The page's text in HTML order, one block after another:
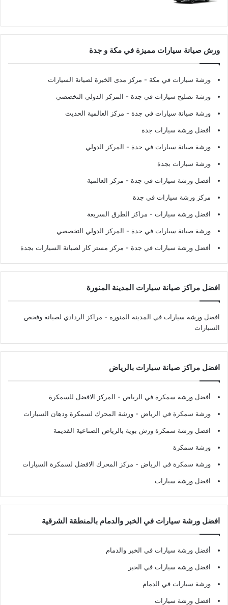
ورش صيانة سيارات مميزة في مكة و جدة
ورشة سيارات في مكة - مركز مدى الخبرة لصيانة السيارات
ورشة تصليح سيارات في جدة - المركز الدولي التخصصي
ورشة صيانة سيارات في جدة - مركز العالمية الحديث
أفضل ورشة سيارات جدة
ورشة صيانة سيارات في جدة - المركز الدولي
ورشة سيارات بجدة
أفضل ورشة سيارات في جدة - مركز العالمية
مركز ورشة سيارات في جدة
افضل ورشة سيارات - مراكز الطرق السريعة
ورشة صيانة سيارات في جدة - المركز الدولي التخصصي
أفضل ورشة سيارات في جدة - مركز مستر كار لصيانة السيارات بجدة
افضل مراكز صيانة سيارات المدينة المنورة
افضل ورشة سيارات في المدينة المنورة - مراكز الردادي لصيانة وفحص
السيارات
افضل مراكز صيانة سيارات بالرياض
أفضل ورشة سمكرة في الرياض - المركز الافضل للسمكرة
ورشة سمكرة في الرياض - ورشة المحرك لسمكرة ودهان السيارات
افضل ورشة سمكرة ورش بوية بالرياض الصناعية القديمة
ورشة سمكرة
ورشة سمكرة في الرياض - مركز المحرك الافضل لسمكرة السيارات
افضل ورشة سيارات
افضل ورشة سيارات في الخبر والدمام بالمنطقة الشرقية
أفضل ورشة سيارات في الخبر والدمام
افضل ورشة سيارات في الخبر
ورشة سيارات في الدمام
افضل ورشة سيارات